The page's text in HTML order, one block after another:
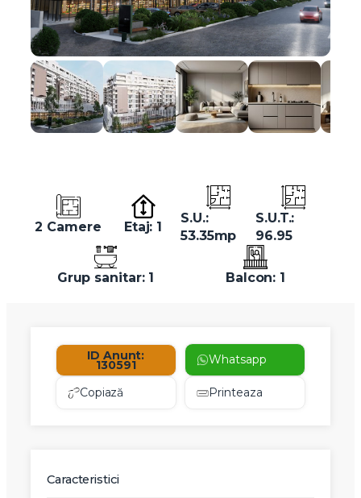
2 Camere Etaj: 1
S.U.:
53.35mp
S.U.T.:
96.95
Grup sanitar: 1 Balcon: 1
ID Anunt:
130591 Whatsapp
Copiază Printeaza
Caracteristici